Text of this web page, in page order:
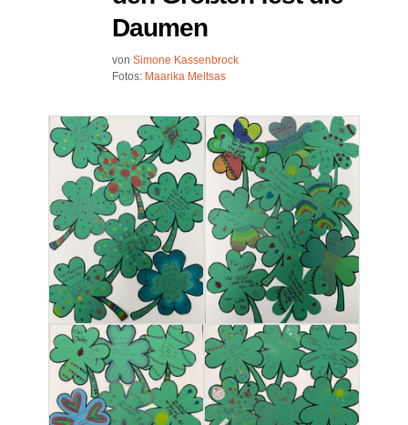
Daumen
vonSimone Kassenbrock
Fotos: Maarika Meltsas